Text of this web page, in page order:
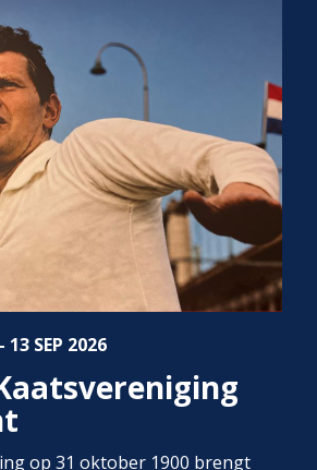
- 13 SEP 2026
op 31 oktober 1900 brengt